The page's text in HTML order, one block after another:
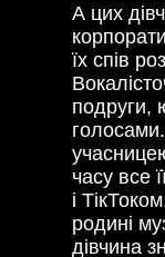
А цих
їх спів
подруги,
часу все
і
родині
дівчина